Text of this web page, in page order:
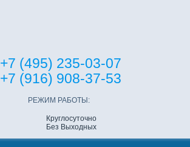
+7 (495) 235-03-07
+7 (916) 908-37-53
РЕЖИМ РАБОТЫ:
Круглосуточно
Без Выходных